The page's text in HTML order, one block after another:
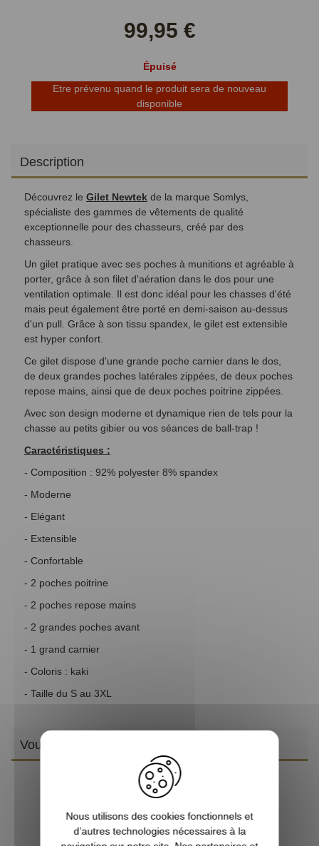
99,95 €
Épuisé
Etre prévenu quand le produit sera de nouveau
disponible
Description
Découvrez le Gilet Newtek de la marque Somlys,
spécialiste des gammes de vêtements de qualité
exceptionnelle pour des chasseurs, créé par des
chasseurs.
Un gilet pratique avec ses poches à munitions et agréable à
porter, grâce à son filet d'aération dans le dos pour une
ventilation optimale. Il est donc idéal pour les chasses d'été
mais peut également être porté en demi-saison au-dessus
d'un pull. Grâce à son tissu spandex, le gilet est extensible
est hyper confort.
Ce gilet dispose d'une grande poche carnier dans le dos,
de deux grandes poches latérales zippées, de deux poches
repose mains, ainsi que de deux poches poitrine zippées.
Avec son design moderne et dynamique rien de tels pour la
chasse au petits gibier ou vos séances de ball-trap !
Caractéristiques :
- Composition : 92% polyester 8% spandex
- Moderne
- Elégant
- Extensible
- Confortable
- 2 poches poitrine
- 2 poches repose mains
- 2 grandes poches avant
- 1 grand carnier
- Coloris : kaki
- Taille du S au 3XL
Vous aimerez aussi
Nous utilisons des cookies fonctionnels et
d’autres technologies nécessaires à la